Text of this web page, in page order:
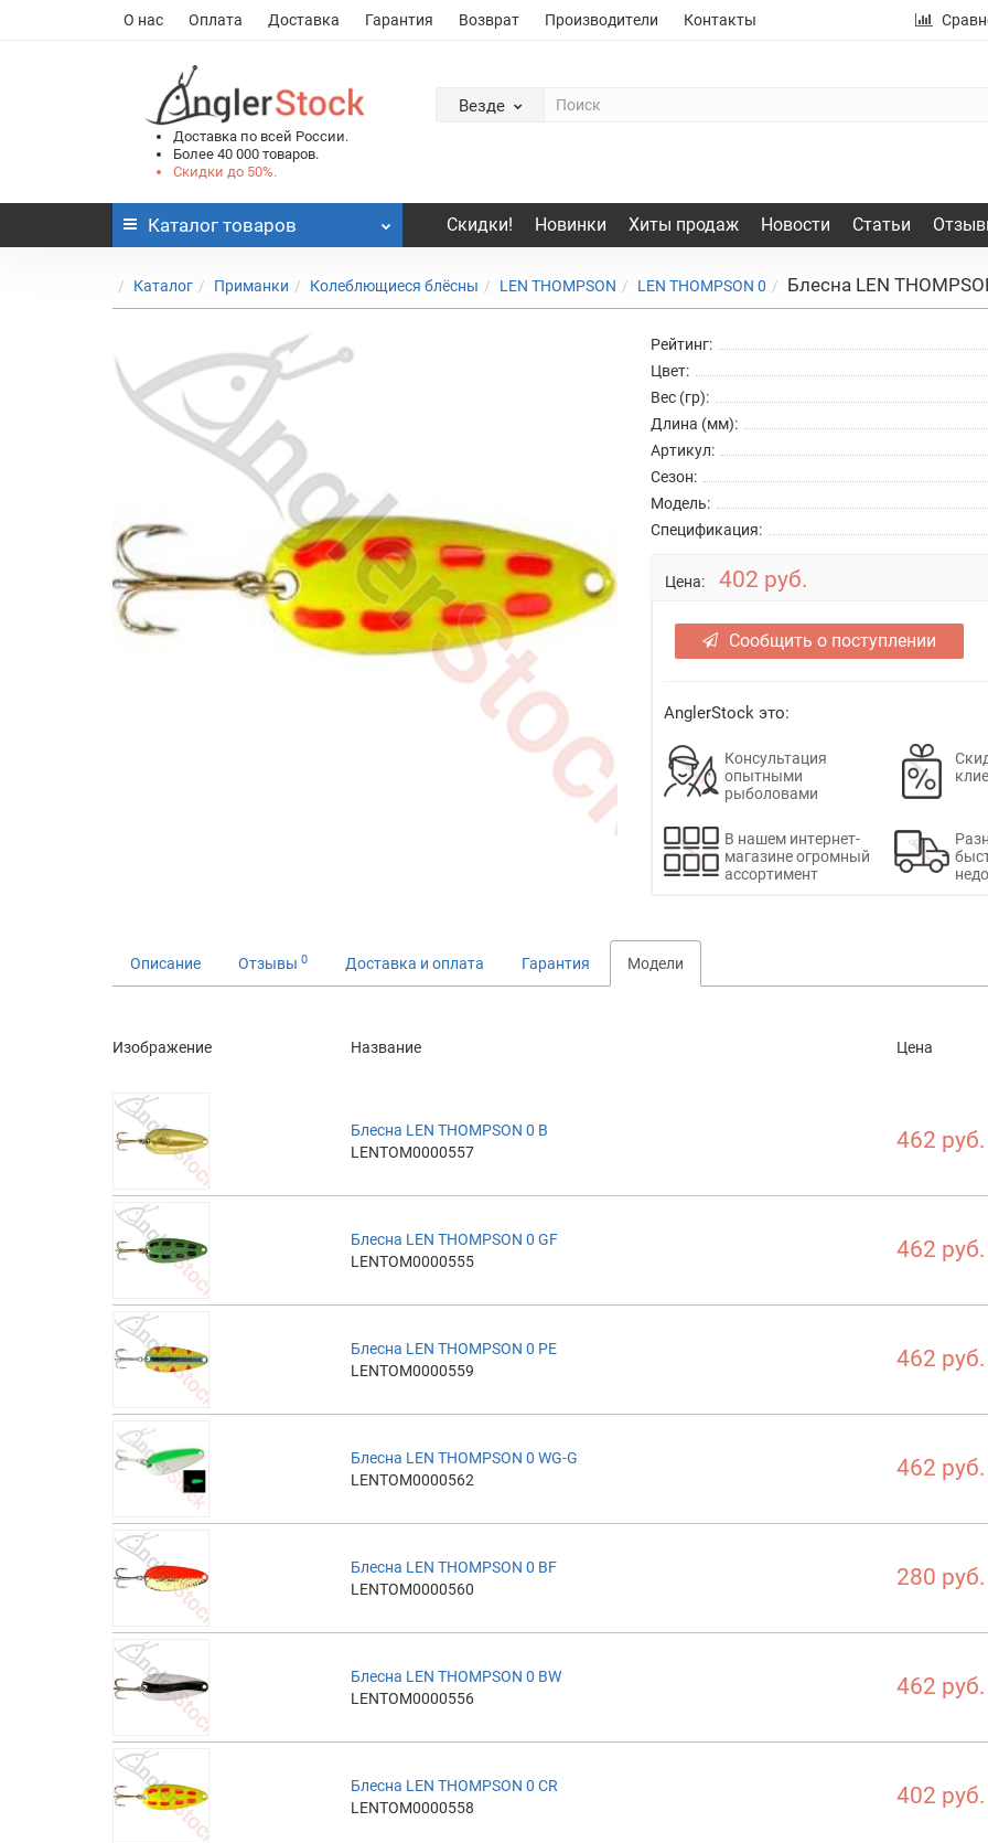
О нас Оплата Доставка Гарантия Возврат Производители Контакты
Доставка по всей России.
Более 40 000 товаров.
Скидки до 50%.
Везде
Каталог товаров Скидки! Новинки Хиты продаж Новости Статьи
Каталог Приманки Колеблющиеся блёсны LEN THOMPSON LEN THOMPSON 0 Блесна LEN
Рейтинг:
Цвет:
Вес (гр):
Длина (мм):
Артикул:
Сезон:
Модель:
Спецификация:
Цена: 402 руб.
Сообщить о поступлении
AnglerStock это:
Консультация
опытными
рыболовами
В нашем интернет-
магазине огромный
ассортимент
Описание Отзывы 0 Доставка и оплата Гарантия Модели
Изображение Название Цена
Блесна LEN THOMPSON 0 B
LENTOM0000557
462 руб.
Блесна LEN THOMPSON 0 GF
LENTOM0000555
462 руб.
Блесна LEN THOMPSON 0 PE
LENTOM0000559
462 руб.
Блесна LEN THOMPSON 0 WG-G
LENTOM0000562
462 руб.
Блесна LEN THOMPSON 0 BF
LENTOM0000560
280 руб.
Блесна LEN THOMPSON 0 BW
LENTOM0000556
462 руб.
Блесна LEN THOMPSON 0 CR
LENTOM0000558
402 руб.